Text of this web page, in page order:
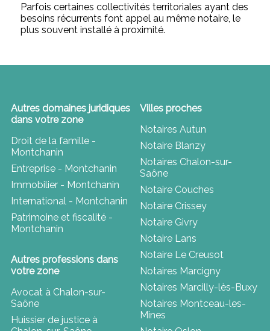
Parfois certaines collectivités territoriales ayant des
besoins récurrents font appel au même notaire, le
plus souvent installé à proximité.
Autres domaines juridiques
dans votre zone
Droit de la famille -
Montchanin
Entreprise - Montchanin
Immobilier - Montchanin
International - Montchanin
Patrimoine et fiscalité -
Montchanin
Autres professions dans
votre zone
Avocat à Chalon-sur-
Saône
Huissier de justice à
Villes proches
Notaires Autun
Notaire Blanzy
Notaires Chalon-sur-
Saône
Notaire Couches
Notaire Crissey
Notaire Givry
Notaire Lans
Notaire Le Creusot
Notaires Marcigny
Notaires Marcilly-lès-Buxy
Notaires Montceau-les-
Mines